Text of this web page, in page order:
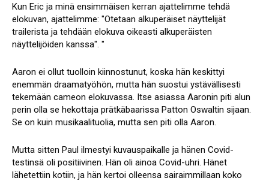
Kun Eric ja minä ensimmäisen kerran ajattelimme tehdä
elokuvan, ajattelimme: "Otetaan alkuperäiset näyttelijät
trailerista ja tehdään elokuva oikeasti alkuperäisten
näyttelijöiden kanssa". "
Aaron ei ollut tuolloin kiinnostunut, koska hän keskittyi
enemmän draamatyöhön, mutta hän suostui ystävällisesti
tekemään cameon elokuvassa. Itse asiassa Aaronin piti alun
perin olla se hekottaja prätkäbaarissa Patton Oswaltin sijaan.
Se on kuin musikaalituolia, mutta sen piti olla Aaron.
Mutta sitten Paul ilmestyi kuvauspaikalle ja hänen Covid-
testinsä oli positiivinen. Hän oli ainoa Covid-uhri. Hänet
lähetettiin kotiin, ja hän kertoi olleensa sairaimmillaan koko